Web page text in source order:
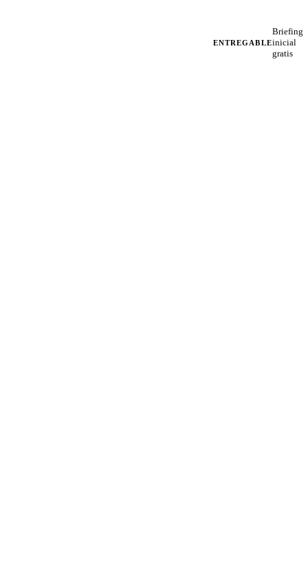
ENTREGABLE
Briefing
inicial
gratis